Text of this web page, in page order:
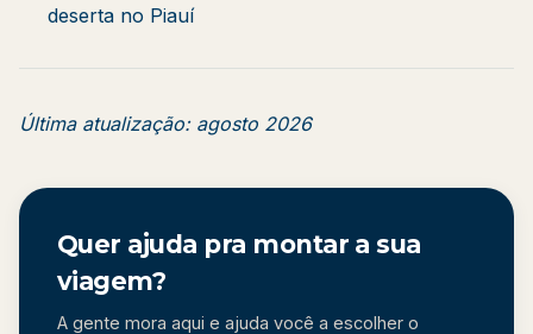
deserta no Piauí
Última atualização: agosto 2026
Quer ajuda pra montar a sua
viagem?
A gente mora aqui e ajuda você a escolher o